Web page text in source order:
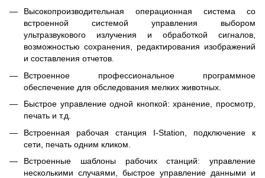
Высокопроизводительная операционная система со
встроенной системой управления выбором
ультразвукового излучения и обработкой сигналов,
возможностью сохранения, редактирования изображений
и составления отчетов.
Встроенное профессиональное программное
обеспечение для обследования мелких животных.
Быстрое управление одной кнопкой: хранение, просмотр,
печать и т.д.
Встроенная рабочая станция I-Station, подключение к
сети, печать одним кликом.
Встроенные шаблоны рабочих станций: управление
несколькими случаями, быстрое управление данными и